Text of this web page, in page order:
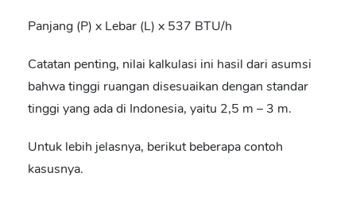
Panjang (P) x Lebar (L) x 537 BTU/h
Catatan penting, nilai kalkulasi ini hasil dari asumsi
bahwa tinggi ruangan disesuaikan dengan standar
tinggi yang ada di Indonesia, yaitu 2,5 m – 3 m.
Untuk lebih jelasnya, berikut beberapa contoh
kasusnya.